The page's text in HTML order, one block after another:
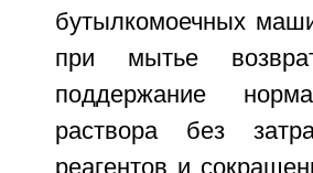
бутылкомоечных
при мытье
поддержание
раствора без
реагентов и